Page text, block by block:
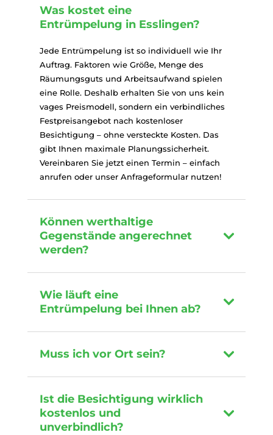
Was kostet eine
Entrümpelung in Esslingen?
Jede Entrümpelung ist so individuell wie Ihr
Auftrag. Faktoren wie Größe, Menge des
Räumungsguts und Arbeitsaufwand spielen
eine Rolle. Deshalb erhalten Sie von uns kein
vages Preismodell, sondern ein verbindliches
Festpreisangebot nach kostenloser
Besichtigung – ohne versteckte Kosten. Das
gibt Ihnen maximale Planungssicherheit.
Vereinbaren Sie jetzt einen Termin – einfach
anrufen oder unser Anfrageformular nutzen!
Können werthaltige
Gegenstände angerechnet
werden?
Wie läuft eine
Entrümpelung bei Ihnen ab?
Muss ich vor Ort sein?
Ist die Besichtigung wirklich
kostenlos und
unverbindlich?